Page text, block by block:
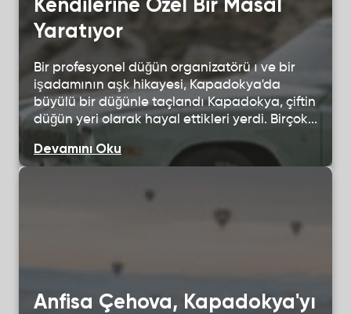
Kendilerine Özel Bir Masal
Yaratıyor
Bir profesyonel düğün organizatörü ı ve bir
işadamının aşk hikayesi, Kapadokya'da
büyülü bir düğünle taçlandı Kapadokya, çiftin
düğün yeri olarak hayal ettikleri yerdi. Birçok...
Devamını Oku
Anfisa Çehova, Kapadokya'yı